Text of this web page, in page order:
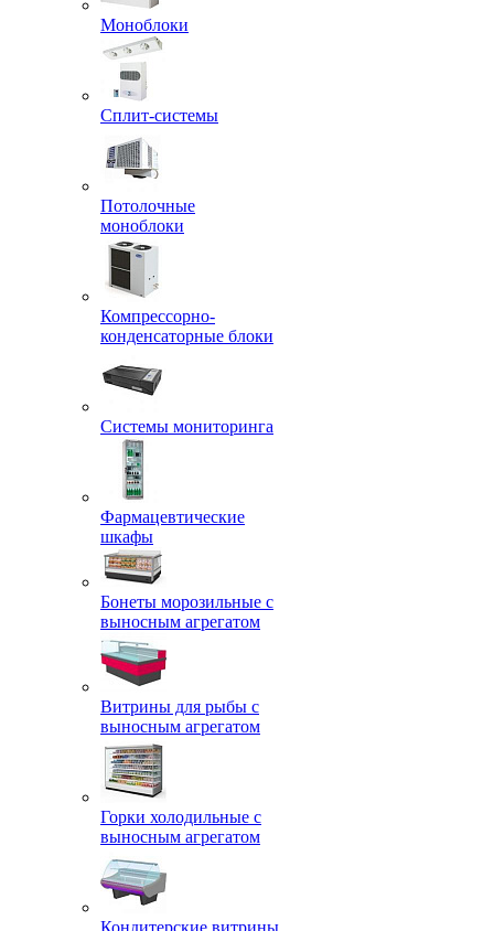
Моноблоки
Сплит-системы
Потолочные
моноблоки
Компрессорно-
конденсаторные блоки
Системы мониторинга
Фармацевтические
шкафы
Бонеты морозильные с
выносным агрегатом
Витрины для рыбы с
выносным агрегатом
Горки холодильные с
выносным агрегатом
Кондитерские витрины